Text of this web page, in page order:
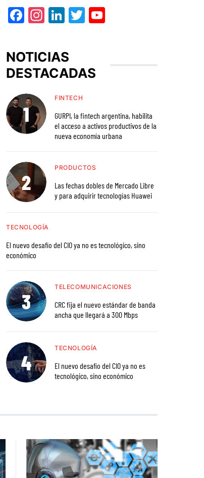
Facebook
Instagram
LinkedIn
Twitter
NOTICIAS
DESTACADAS
FINTECH
GURPI, la fintech argentina, habilita
el acceso a activos productivos de la
nueva economía urbana
PRODUCTOS
Las fechas dobles de Mercado Libre
y para adquirir tecnologías Huawei
TECNOLOGÍA
El nuevo desafío del CIO ya no es tecnológico, sino
económico
TELECOMUNICACIONES
CRC fija el nuevo estándar de banda
ancha que llegará a 300 Mbps
TECNOLOGÍA
El nuevo desafío del CIO ya no es
tecnológico, sino económico